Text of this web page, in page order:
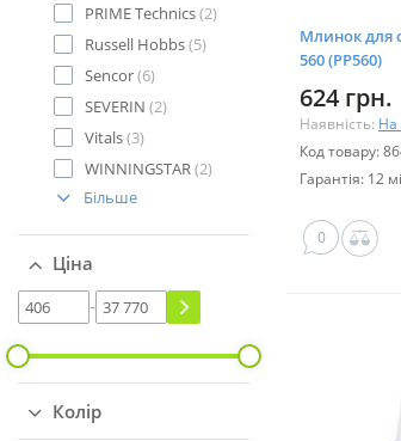
PRIME Technics(2)
Russell Hobbs(5)
Sencor(6)
SEVERIN (2)
Vitals(3)
WINNINGSTAR(2)
Більше
Ціна
-
Колір
Млинок для
560 (PP560)
624 грн.
Наявність: На
Код товару:
Гарантія: 12
0